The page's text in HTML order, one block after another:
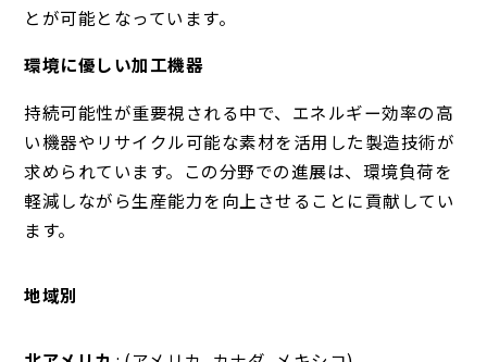
とが可能となっています。
環境に優しい加工機器
持続可能性が重要視される中で、エネルギー効率の高
い機器やリサイクル可能な素材を活用した製造技術が
求められています。この分野での進展は、環境負荷を
軽減しながら生産能力を向上させることに貢献してい
ます。
地域別